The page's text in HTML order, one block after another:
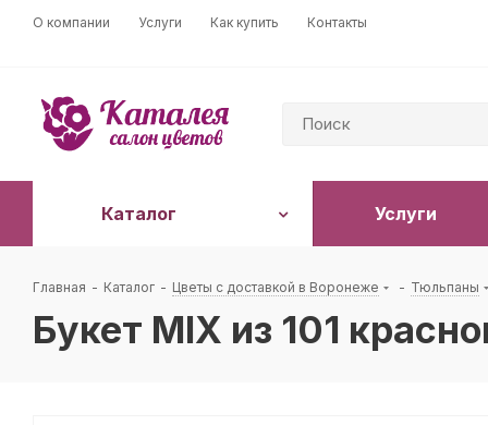
О компании Услуги Как купить Контакты
Каталог Услуги
Главная - Каталог - Цветы с доставкой в Воронеже - Тюльпаны
Букет MIX из 101